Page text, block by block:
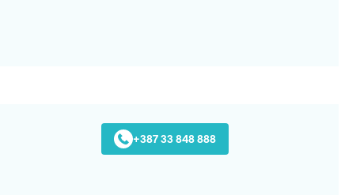
+387 33 848 888